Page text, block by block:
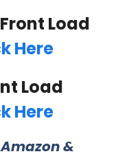
Load
Here
Load
Here
&